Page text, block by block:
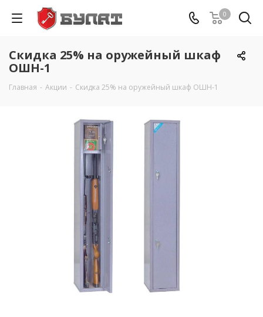
0
Скидка 25% на оружейный шкаф
ОШН-1
Главная - Акции - Скидка 25% на оружейный шкаф ОШН-1